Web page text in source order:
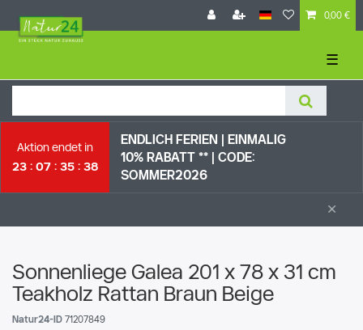
0,00 €
☰
Aktion endet in
23
07 35 37
ENDLICH FERIEN | EI NMALIG
10% RABATT ** | CODE:
SOMMER2026
×
Sonnenliege Galea 201 x 78 x 31 cm
Teakholz Rattan Braun Beige
Natur24-ID 71207849